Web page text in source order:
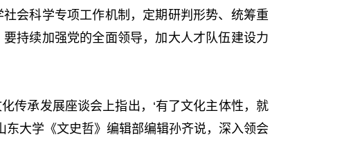
会科学专项工作机制，定期研判形势、统筹重
持续加强党的全面领导，加大人才队伍建设力
承发展座谈会上指出，‘有了文化主体性，就
东大学《文史哲》编辑部编辑孙齐说，深入领会